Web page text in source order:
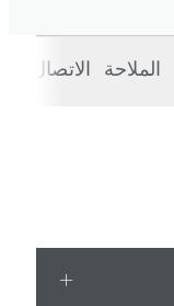
الملاحة الاتصال